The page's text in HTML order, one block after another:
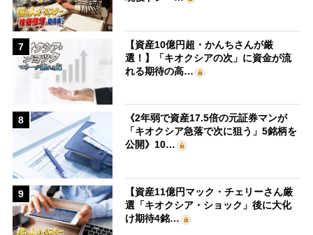
7
【資産10億円超・かんちさんが厳
選！】「キオクシアの次」に資金が流
れる期待の高…
8
《2年弱で資産17.5倍の元証券マンが
「キオクシア急落で次に狙う」5銘柄を
公開》10…
9
【資産11億円マック・チェリーさん厳
選「キオクシア・ショック」後に大化
け期待4銘…